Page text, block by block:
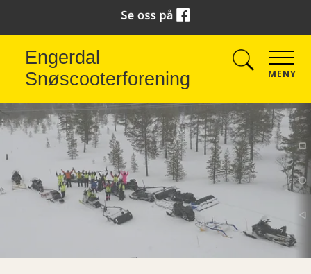
Engerdal
Snøscooterforening
MENY